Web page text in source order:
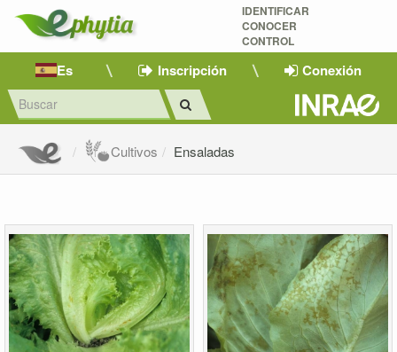
IDENTIFICAR
CONOCER
CONTROL
Es Inscripción Conexión
Cultivos Ensaladas